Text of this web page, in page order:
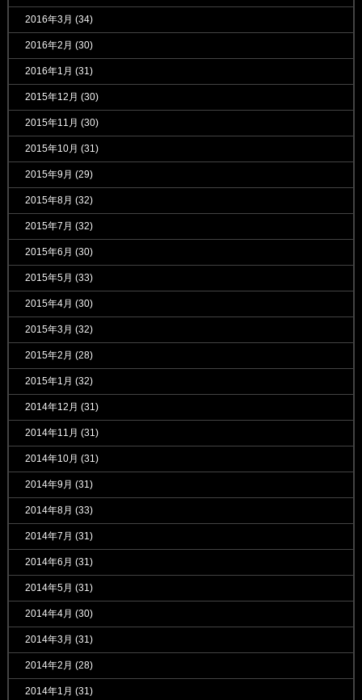
2016年3月 (34)
2016年2月 (30)
2016年1月 (31)
2015年12月 (30)
2015年11月 (30)
2015年10月 (31)
2015年9月 (29)
2015年8月 (32)
2015年7月 (32)
2015年6月 (30)
2015年5月 (33)
2015年4月 (30)
2015年3月 (32)
2015年2月 (28)
2015年1月 (32)
2014年12月 (31)
2014年11月 (31)
2014年10月 (31)
2014年9月 (31)
2014年8月 (33)
2014年7月 (31)
2014年6月 (31)
2014年5月 (31)
2014年4月 (30)
2014年3月 (31)
2014年2月 (28)
2014年1月 (31)